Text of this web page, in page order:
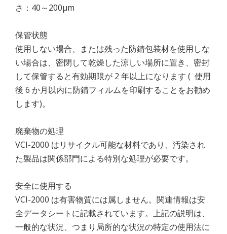
さ：40～200μm
保管状態
使用しない場合、または残った防錆包装材を使用しな
い場合は、密閉して乾燥した涼しい場所に置き、密封
して保管すると有効期限が 2 年以上になります ( 使用
後 6 か月以内に防錆フィルムを印刷することをお勧め
します)。
廃棄物の処理
VCI-2000 はリサイクル可能な材料であり、汚染され
た製品は関係部門による特別な処理が必要です。
安全に使用する
VCI-2000 は有害物質には属しません。関連情報は安
全データシートに記載されています。上記の説明は、
一般的な状況、つまり局所的な状況の特定の使用法に